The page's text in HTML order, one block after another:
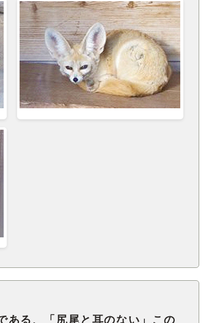
ある、「尻尾と耳のない」この